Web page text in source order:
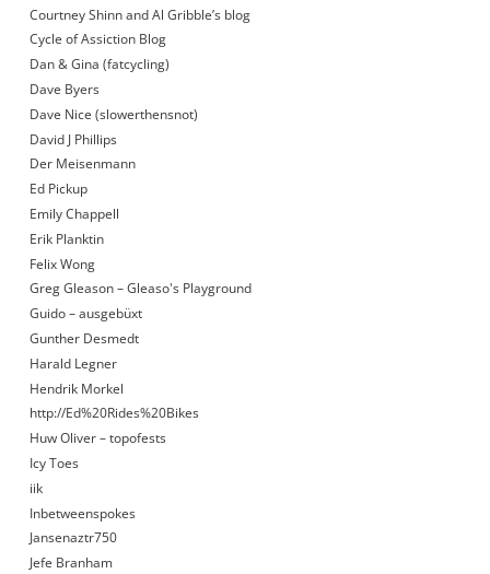
Courtney Shinn and Al Gribble’s blog
Cycle of Assiction Blog
Dan & Gina (fatcycling)
Dave Byers
Dave Nice (slowerthensnot)
David J Phillips
Der Meisenmann
Ed Pickup
Emily Chappell
Erik Planktin
Felix Wong
Greg Gleason – Gleaso's Playground
Guido – ausgebüxt
Gunther Desmedt
Harald Legner
Hendrik Morkel
http://Ed%20Rides%20Bikes
Huw Oliver – topofests
Icy Toes
iik
Inbetweenspokes
Jansenaztr750
Jefe Branham